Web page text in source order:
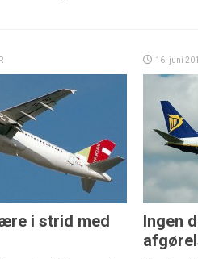
i strid med
16. juni
Ingen